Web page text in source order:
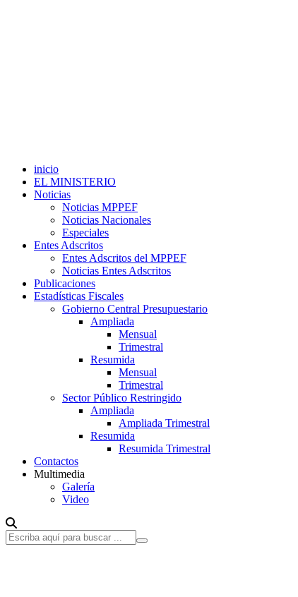
inicio
EL MINISTERIO
Noticias
Noticias MPPEF
Noticias Nacionales
Especiales
Entes Adscritos
Entes Adscritos del MPPEF
Noticias Entes Adscritos
Publicaciones
Estadísticas Fiscales
Gobierno Central Presupuestario
Ampliada
Mensual
Trimestral
Resumida
Mensual
Trimestral
Sector Público Restringido
Ampliada
Ampliada Trimestral
Resumida
Resumida Trimestral
Contactos
Multimedia
Galería
Video